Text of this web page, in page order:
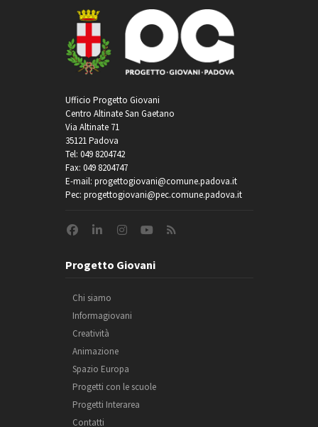
Ufficio Progetto Giovani
Centro Altinate San Gaetano
Via Altinate 71
35121 Padova
Tel: 049 8204742
Fax: 049 8204747
E-mail: progettogiovani@comune.padova.it
Pec: progettogiovani@pec.comune.padova.it
Progetto Giovani
Chi siamo
Informagiovani
Creatività
Animazione
Spazio Europa
Progetti con le scuole
Progetti Interarea
Contatti